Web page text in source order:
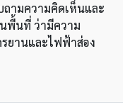
ามความคิดเห็นและ
พื้นที่ ว่ามีความ
ยานและไฟฟ้าส่อง